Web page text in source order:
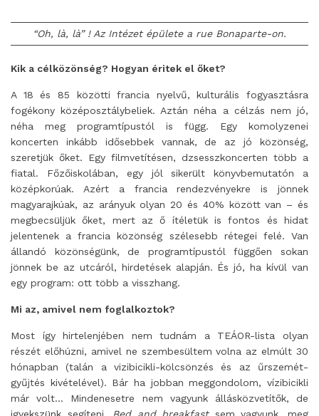
“Oh, là, là” ! Az Intézet épülete a rue Bonaparte-on.
Kik a célközönség? Hogyan éritek el őket?
A 18 és 85 közötti francia nyelvű, kulturális fogyasztásra
fogékony középosztálybeliek. Aztán néha a célzás nem jó,
néha meg programtípustól is függ. Egy komolyzenei
koncerten inkább idősebbek vannak, de az jó közönség,
szeretjük őket. Egy filmvetítésen, dzsesszkoncerten több a
fiatal. Főzőiskolában, egy jól sikerült könyvbemutatón a
középkorúak. Azért a francia rendezvényekre is jönnek
magyarajkúak, az arányuk olyan 20 és 40% között van – és
megbecsüljük őket, mert az ő ítéletük is fontos és hidat
jelentenek a francia közönség szélesebb rétegei felé. Van
állandó közönségünk, de programtípustól függően sokan
jönnek be az utcáról, hirdetések alapján. És jó, ha kívül van
egy program: ott több a visszhang.
Mi az, amivel nem foglalkoztok?
Most így hirtelenjében nem tudnám a TEÁOR-lista olyan
részét előhúzni, amivel ne szembesültem volna az elmúlt 30
hónapban (talán a vizibicikli-kölcsönzés és az űrszemét-
gyűjtés kivételével). Bár ha jobban meggondolom, vízibicikli
már volt… Mindenesetre nem vagyunk állásközvetítők, de